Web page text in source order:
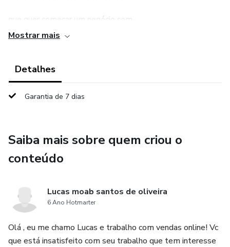
que quer começar um negócio com
Mostrar mais
Detalhes
Garantia de 7 dias
Saiba mais sobre quem criou o
conteúdo
Lucas moab santos de oliveira
6 Ano Hotmarter
Olá , eu me chamo Lucas e trabalho com vendas online! Vc
que está insatisfeito com seu trabalho que tem interesse